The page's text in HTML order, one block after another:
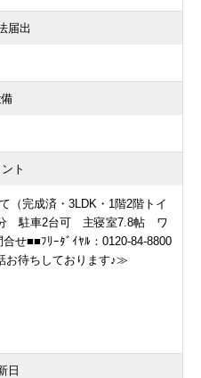
届出
ト
（完成済・3LDK・1階2階トイ
分 駐車2台可 主寝室7.8帖 ワ
せ■■ﾌﾘｰﾀﾞｲﾔﾙ：0120-84-8800
お待ちしております♪≫
日